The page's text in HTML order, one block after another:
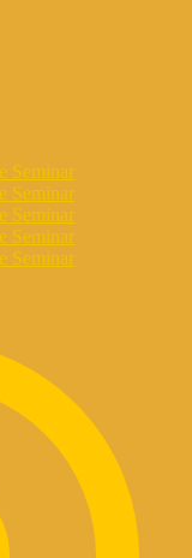
Seminar
Seminar
Seminar
Seminar
Seminar